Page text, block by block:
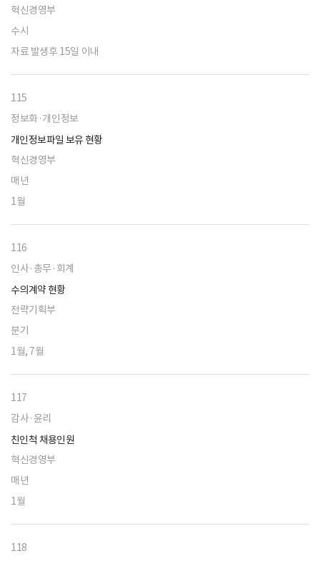
혁신경영부
수시
자료 발생후 15일 이내
115
정보화·개인정보
개인정보파일 보유 현황
혁신경영부
매년
1월
116
인사·총무·회계
수의계약 현황
전략기획부
분기
1월, 7월
117
감사·윤리
친인척 채용인원
혁신경영부
매년
1월
118